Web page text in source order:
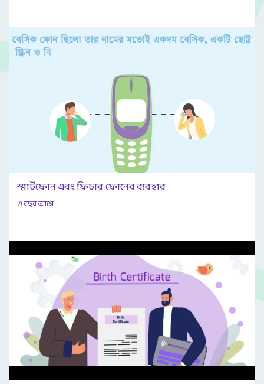
স্মার্টফোন এবং ফিচার ফোনের ব্যবহার
৩ বছর আগে